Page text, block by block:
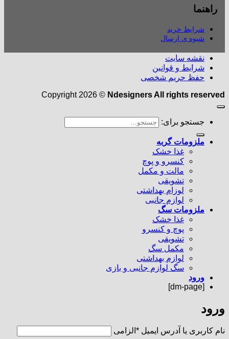
راهنما
شرایط خرید
شیوه ی ارسال
نقشه سایت
شرایط و قوانین
حفظ حریم شخصی
Copyright 2026 © Ndesigners All rights reserved
جستجو برای:
ملزومات گربه
غذا خشک
کنسرو و پوچ
مالت و مکمل
تشویقی
لوزام بهداشتی
لوازم جانبی
ملزومات سگ
غذا خشک
پوچ و کنسرو
تشویقی
مکمل سگ
لوازم بهداشتی
سگ لوازم جانبی و بازی
ورود
[dm-page]
ورود
نام کاربری یا آدرس ایمیل * الزامی